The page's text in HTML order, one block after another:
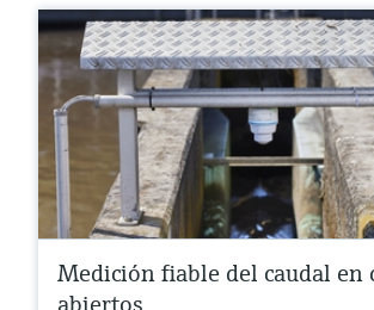
Medición fiable del caudal en